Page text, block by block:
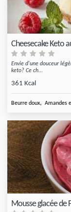
Cheesecake Keto
Envie d'une douceur
keto? Ce ch...
361 Kcal
Beurre doux, Amandes
Mousse glacée de